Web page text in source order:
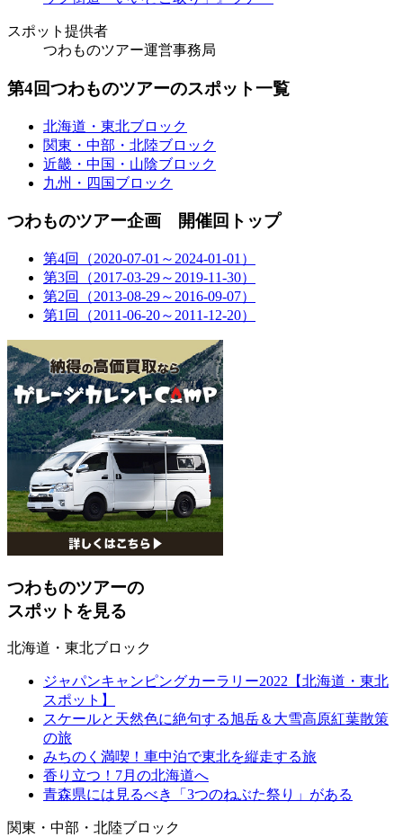
スポット提供者
つわものツアー運営事務局
第4回つわものツアーのスポット一覧
北海道・東北ブロック
関東・中部・北陸ブロック
近畿・中国・山陰ブロック
九州・四国ブロック
つわものツアー企画 開催回トップ
第4回（2020-07-01～2024-01-01）
第3回（2017-03-29～2019-11-30）
第2回（2013-08-29～2016-09-07）
第1回（2011-06-20～2011-12-20）
つわものツアーの
スポットを見る
北海道・東北ブロック
ジャパンキャンピングカーラリー2022【北海道・東北
スポット】
スケールと天然色に絶句する旭岳＆大雪高原紅葉散策
の旅
みちのく満喫！車中泊で東北を縦走する旅
香り立つ！7月の北海道へ
青森県には見るべき「3つのねぶた祭り」がある
関東・中部・北陸ブロック